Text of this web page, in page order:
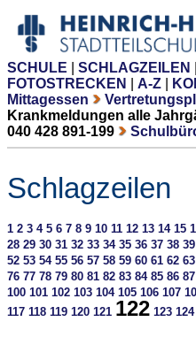
SCHULE SCHLAGZEILEN
FOTOSTRECKEN
A-Z
Mittagessen
Krankmeldungen alle
040 428 891-199
Schlagzeilen
1 2 3 4 5 6 7 8 9 10 11 12 13 14 15
28 29 30 31 32 33 34 35 36 37 38 39
52 53 54 55 56 57 58 59 60 61 62 63
76 77 78 79 80 81 82 83 84 85 86 87
100 101 102 103 104 105 106 107
117 118 119 120 121 122 123 124